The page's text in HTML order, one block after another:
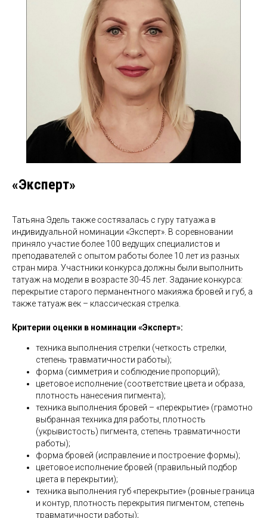
«Эксперт»
Татьяна Эдель также состязалась с гуру татуажа в
индивидуальной номинации «Эксперт». В соревновании
приняло участие более 100 ведущих специалистов и
преподавателей с опытом работы более 10 лет из разных
стран мира. Участники конкурса должны были выполнить
татуаж на модели в возрасте 30-45 лет. Задание конкурса:
перекрытие старого перманентного макияжа бровей и губ, а
также татуаж век – классическая стрелка.
Критерии оценки в номинации «Эксперт»:
техника выполнения стрелки (четкость стрелки,
степень травматичности работы);
форма (симметрия и соблюдение пропорций);
цветовое исполнение (соответствие цвета и образа,
плотность нанесения пигмента);
техника выполнения бровей – «перекрытие» (грамотно
выбранная техника для работы, плотность
(укрывистость) пигмента, степень травматичности
работы);
форма бровей (исправление и построение формы);
цветовое исполнение бровей (правильный подбор
цвета в перекрытии);
техника выполнения губ «перекрытие» (ровные граница
и контур, плотность перекрытия пигментом, степень
травматичности работы);